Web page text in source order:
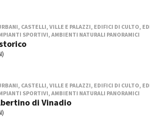
CASTELLI, VILLE E PALAZZI, EDIFICI DI CULTO,
SPORTIVI, AMBIENTI NATURALI PANORAMICI
CASTELLI, VILLE E PALAZZI, EDIFICI DI CULTO,
SPORTIVI, AMBIENTI NATURALI PANORAMICI
di Vinadio